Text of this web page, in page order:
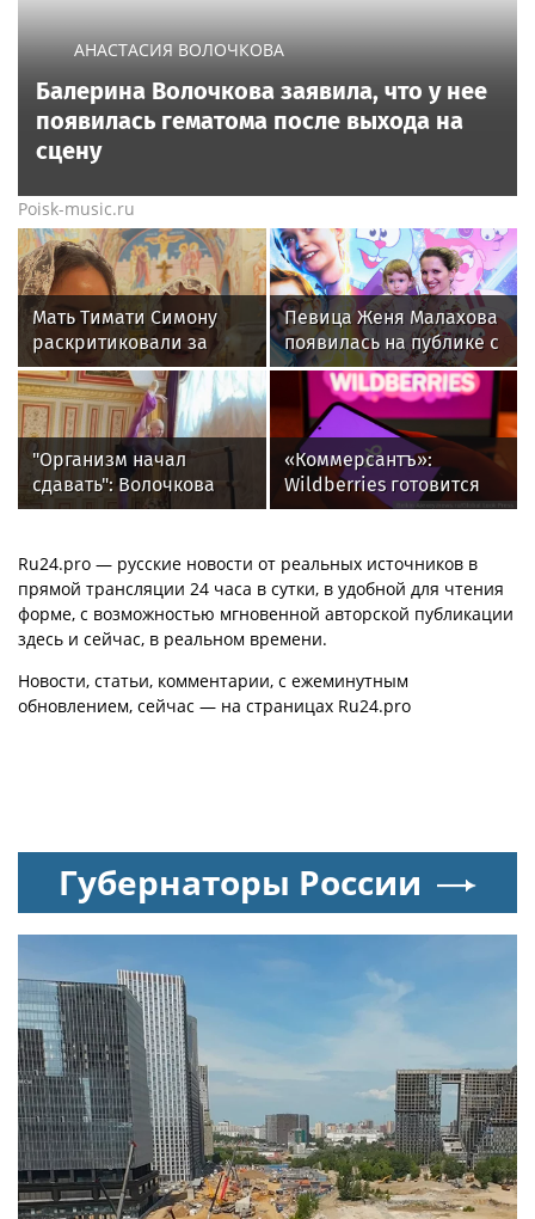
АНАСТАСИЯ ВОЛОЧКОВА
Балерина Волочкова заявила, что у нее
появилась гематома после выхода на
сцену
Poisk-music.ru
Мать Тимати Симону
раскритиковали за
неудачные фото
возлюбленной сына
Валентины
Певица Женя Малахова
появилась на публике с
дочерью
"Организм начал
сдавать": Волочкова
раскрыла причину
со шпагатами
«Коммерсантъ»:
Wildberries готовится
запустить собственный
Ru24.pro — русские новости от реальных источников в
прямой трансляции 24 часа в сутки, в удобной для чтения
форме, с возможностью мгновенной авторской публикации
здесь и сейчас, в реальном времени.
Новости, статьи, комментарии, с ежеминутным
обновлением, сейчас — на страницах Ru24.pro
Губернаторы России